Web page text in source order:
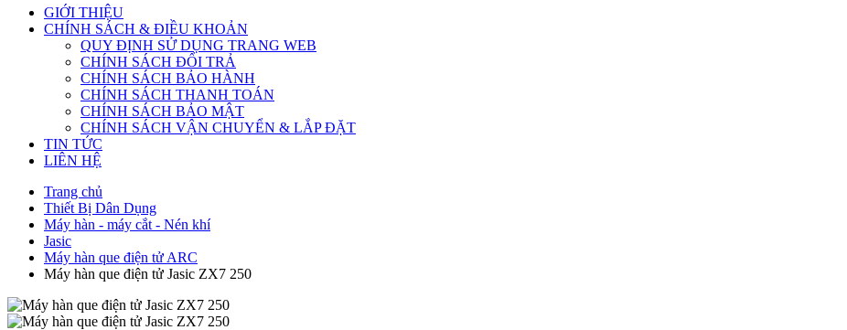
GIỚI THIỆU
CHÍNH SÁCH & ĐIỀU KHOẢN
QUY ĐỊNH SỬ DỤNG TRANG WEB
CHÍNH SÁCH ĐỔI TRẢ
CHÍNH SÁCH BẢO HÀNH
CHÍNH SÁCH THANH TOÁN
CHÍNH SÁCH BẢO MẬT
CHÍNH SÁCH VẬN CHUYỂN & LẮP ĐẶT
TIN TỨC
LIÊN HỆ
Trang chủ
Thiết Bị Dân Dụng
Máy hàn - máy cắt - Nén khí
Jasic
Máy hàn que điện tử ARC
Máy hàn que điện tử Jasic ZX7 250